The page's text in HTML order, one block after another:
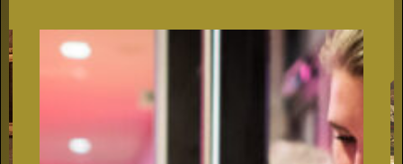
humor, liefde en kartonnen magie